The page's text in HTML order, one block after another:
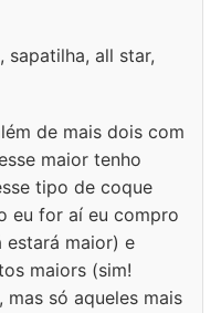
sapatilha, all star,
de mais dois com
maior tenho
tipo de coque
eu for aí eu compro
estará maior) e
maiors (sim!
só aqueles mais